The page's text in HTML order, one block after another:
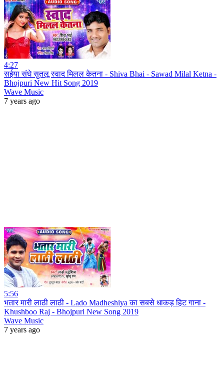
4:27
सईया संघे सुतलू स्वाद मिलल केतना - Shiva Bhai - Sawad Milal Ketna -
Bhojpuri New Hit Song 2019
Wave Music
7 years ago
5:56
भतार मारी लाठी लाठी - Lado Madheshiya का सबसे धाकड़ हिट गाना -
Khushboo Raj - Bhojpuri New Song 2019
Wave Music
7 years ago